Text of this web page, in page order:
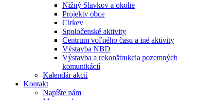
Nižný Slavkov a okolie
Projekty obce
Cirkev
Spoločenské aktivity
Centrum voľného času a iné aktivity
Výstavba NBD
Výstavba a rekonštrukcia pozemných
komunikácií
Kalendár akcií
Kontakt
Napíšte nám